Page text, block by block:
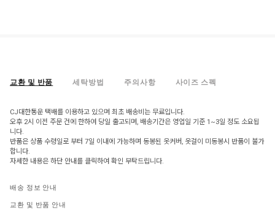
교환 및 반품
CJ대한통운 택배를 이용하고 있으며 최초 배송비는 무료입니다.
오후 2시 이전 주문 건에 한하여 당일 출고되며, 배송기간은 영업일 기준 1~3일 정도 소요됩
니다.
반품은 상품 수령일로 부터 7일 이내에 가능하며 동봉된 옷커버, 옷걸이 미동봉시 반품이 불가
합니다.
자세한 내용은 하단 안내를 클릭하여 확인 부탁드립니다.
배송 정보 안내
교환 및 반품 안내
세탁방법 주의사항 사이즈 스펙